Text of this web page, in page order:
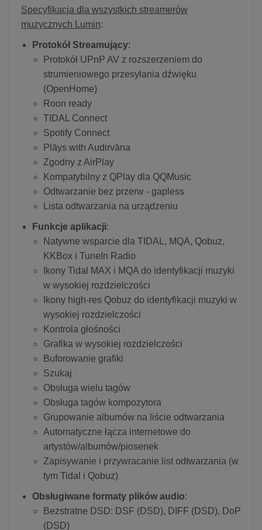
Specyfikacja dla wszystkich streamerów
muzycznych Lumin:
Protokół Streamujący:
Protokół UPnP AV z rozszerzeniem do
strumieniowego przesyłania dźwięku
(OpenHome)
Roon ready
TIDAL Connect
Spotify Connect
Plāys with Audirvāna
Zgodny z AirPlay
Kompatybilny z QPlay dla QQMusic
Odtwarzanie bez przerw - gapless
Lista odtwarzania na urządzeniu
Funkcje aplikacji:
Natywne wsparcie dla TIDAL, MQA, Qobuz,
KKBox i TuneIn Radio
Ikony Tidal MAX i MQA do identyfikacji muzyki
w wysokiej rozdzielczości
Ikony high-res Qobuz do identyfikacji muzyki w
wysokiej rozdzielczości
Kontrola głośności
Grafika w wysokiej rozdzielczości
Buforowanie grafiki
Szukaj
Obsługa wielu tagów
Obsługa tagów kompozytora
Grupowanie albumów na liście odtwarzania
Automatyczne łącza internetowe do
artystów/albumów/piosenek
Zapisywanie i przywracanie list odtwarzania (w
tym Tidal i Qobuz)
Obsługiwane formaty plików audio:
Bezstratne DSD: DSF (DSD), DIFF (DSD), DoP
(DSD)